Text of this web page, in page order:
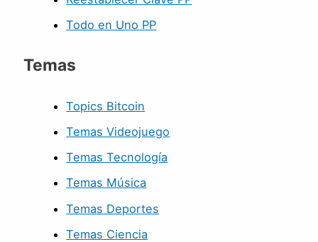
Todo en Uno PP
Temas
Topics Bitcoin
Temas Videojuego
Temas Tecnología
Temas Música
Temas Deportes
Temas Ciencia